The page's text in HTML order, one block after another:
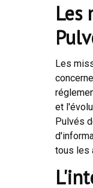
Les
Les
et
Pulvés
tous les